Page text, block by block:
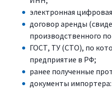
электронная
договор аренды
производственного
ГОСТ, ТУ (СТО), по
предприятие в РФ;
ранее полученные
документы